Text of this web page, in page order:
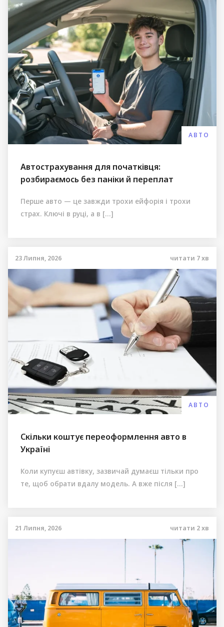
АВТО
Автострахування для початківця:
розбираємось без паніки й переплат
Перше авто — це завжди трохи ейфорія і трохи
страх. Ключі в руці, а в […]
23 Липня, 2026 читати 7хв
АВТО
Скільки коштує переоформлення авто в
Україні
Коли купуєш автівку, зазвичай думаєш тільки про
те, щоб обрати вдалу модель. А вже після […]
21 Липня, 2026 читати 2хв